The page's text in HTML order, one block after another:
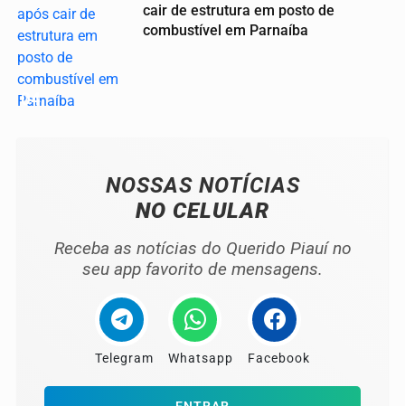
04
cair de estrutura em posto de
combustível em Parnaíba
NOSSAS NOTÍCIAS
NO CELULAR
Receba as notícias do Querido Piauí no
seu app favorito de mensagens.
Telegram Whatsapp Facebook